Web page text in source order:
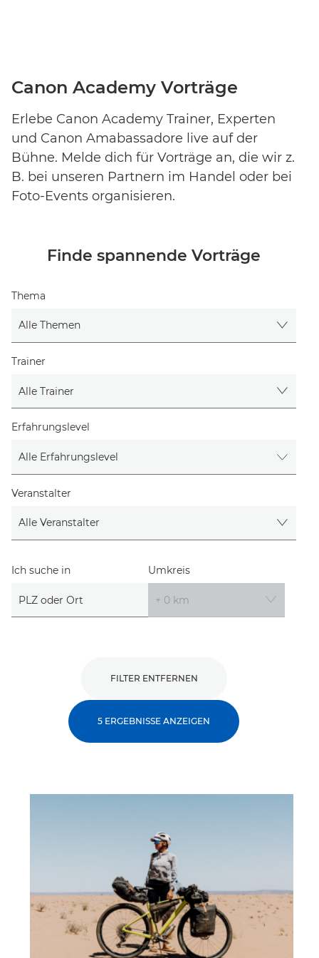
Event-Code hier eingeben
entscheiden
Canon Academy Vorträge
Erlebe Canon Academy Trainer, Experten
und Canon Amabassadore live auf der
Bühne. Melde dich für Vorträge an, die wir z.
B. bei unseren Partnern im Handel oder bei
Foto-Events organisieren.
Finde spannende Vorträge
Thema
Trainer
Erfahrungslevel
Veranstalter
Ich suche in Umkreis
FILTER ENTFERNEN
5 ERGEBNISSE ANZEIGEN